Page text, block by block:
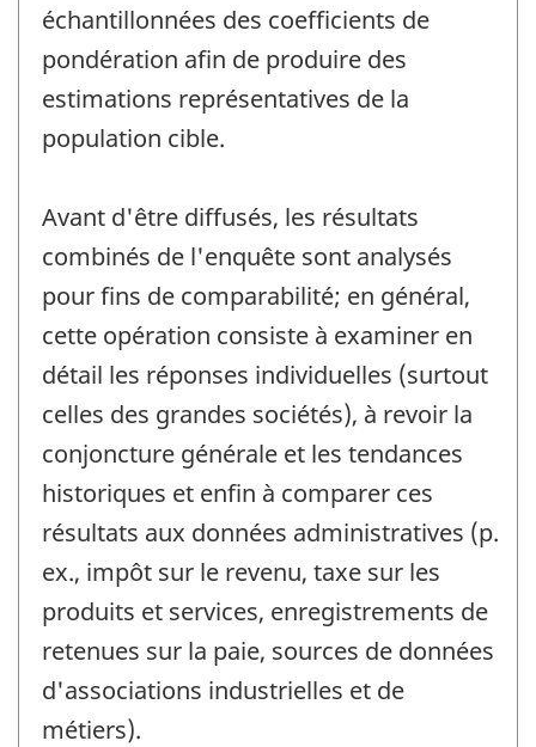
échantillonnées des coefficients de
pondération afin de produire des
estimations représentatives de la
population cible.
Avant d'être diffusés, les résultats
combinés de l'enquête sont analysés
pour fins de comparabilité; en général,
cette opération consiste à examiner en
détail les réponses individuelles (surtout
celles des grandes sociétés), à revoir la
conjoncture générale et les tendances
historiques et enfin à comparer ces
résultats aux données administratives (p.
ex., impôt sur le revenu, taxe sur les
produits et services, enregistrements de
retenues sur la paie, sources de données
d'associations industrielles et de
métiers).